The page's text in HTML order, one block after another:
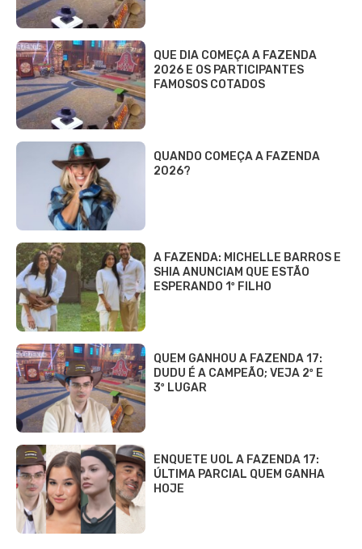
QUE DIA COMEÇA A FAZENDA
2026 E OS PARTICIPANTES
FAMOSOS COTADOS
QUANDO COMEÇA A FAZENDA
2026?
A FAZENDA: MICHELLE BARROS E
SHIA ANUNCIAM QUE ESTÃO
ESPERANDO 1º FILHO
QUEM GANHOU A FAZENDA 17:
DUDU É A CAMPEÃO; VEJA 2º E
3º LUGAR
ENQUETE UOL A FAZENDA 17:
ÚLTIMA PARCIAL QUEM GANHA
HOJE